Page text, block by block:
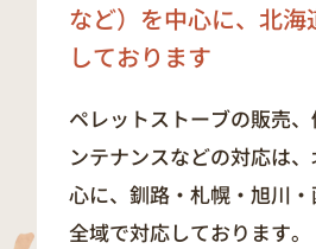
など）を中心に、北海
しております
ペレットストーブの販売
ンテナンスなどの対応は
心に、釧路・札幌・旭川
全域で対応しております。